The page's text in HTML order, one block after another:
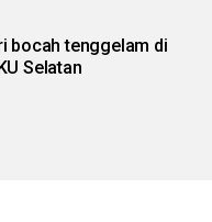
bocah tenggelam di
Selatan